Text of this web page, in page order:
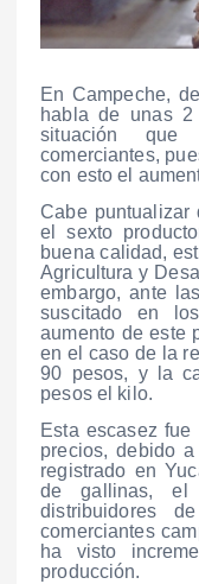
En Campeche,
habla de unas
situación
comerciantes,
con esto el
Cabe puntualizar
el sexto
buena calidad,
Agricultura y
embargo, ante
suscitado en
aumento de este
en el caso de la
90 pesos, y la
pesos el kilo.
Esta escasez
precios, debido
registrado en
de gallinas,
distribuidores
comerciantes
ha visto
producción.